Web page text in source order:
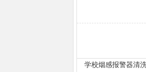
学校烟感报警器清